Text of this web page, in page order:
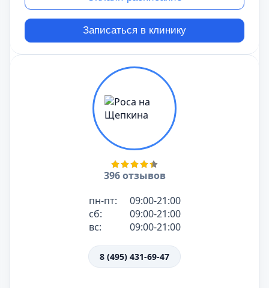
Записаться в клинику
396 отзывов
пн-пт:
09:00-21:00
сб:
09:00-21:00
вс:
09:00-21:00
8 (495) 431-69-47